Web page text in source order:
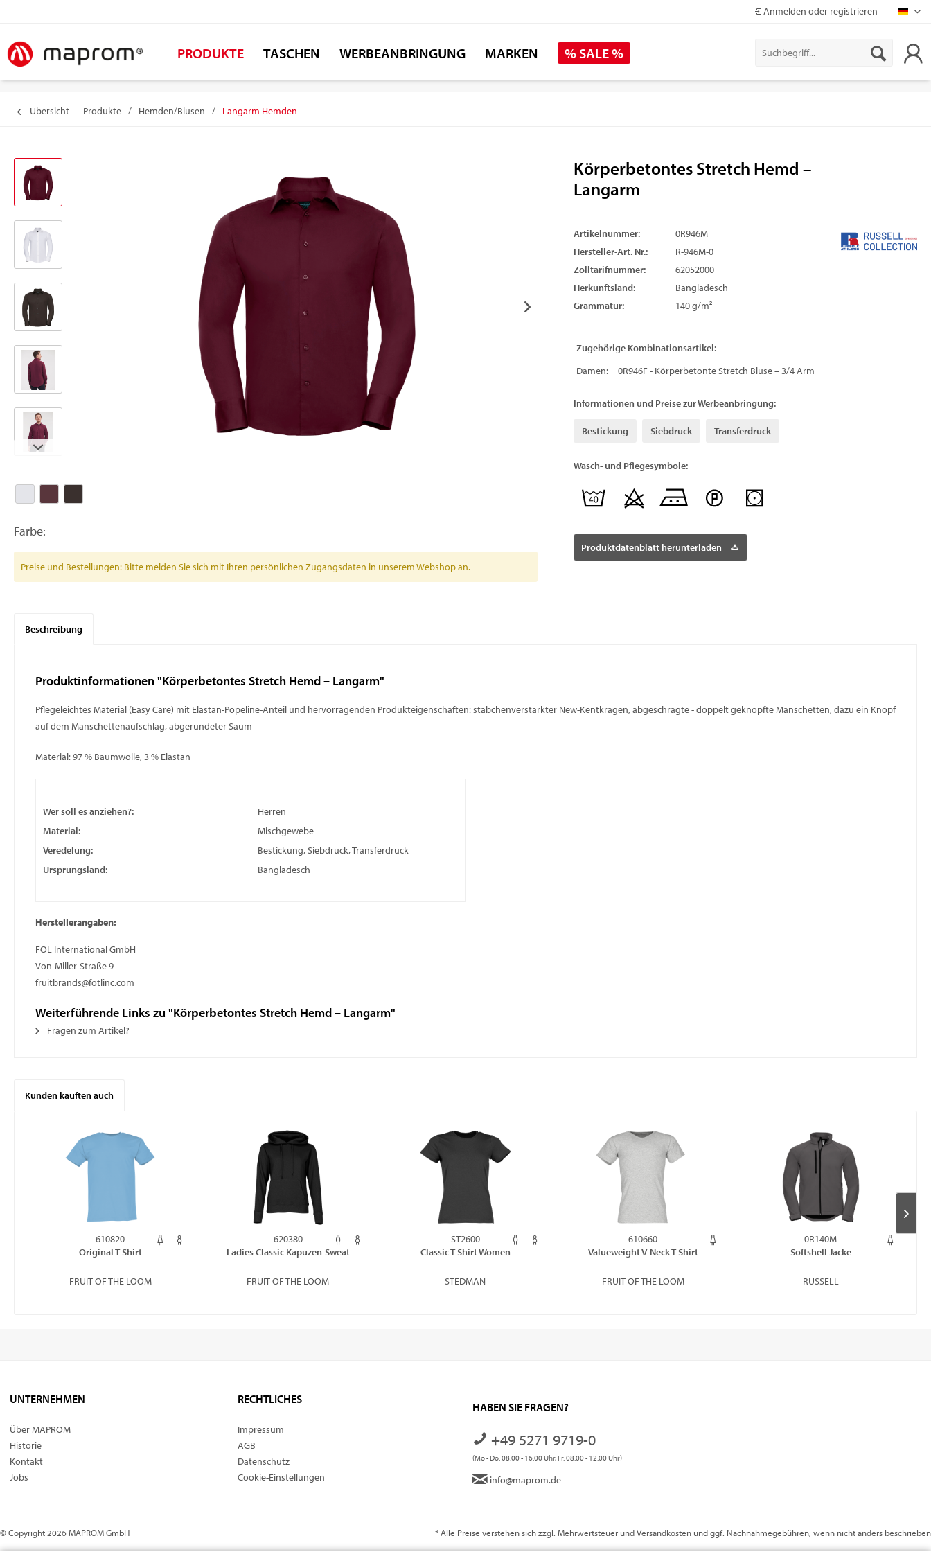
Anmelden oder registrieren
PRODUKTE TASCHEN WERBEANBRINGUNG MARKEN % SALE %
Übersicht Produkte / Hemden/Blusen / Langarm Hemden
Farbe:
Preise und Bestellungen: Bitte melden Sie sich mit Ihren persönlichen Zugangsdaten in unserem Webshop an.
Körperbetontes Stretch Hemd –
Langarm
Artikelnummer:
0R946M
Hersteller-Art. Nr.:
R-946M-0
Zolltarifnummer:
62052000
Herkunftsland:
Bangladesch
Grammatur:
140 g/m²
Zugehörige Kombinationsartikel:
Damen:
0R946F - Körperbetonte Stretch Bluse – 3/4 Arm
Informationen und Preise zur Werbeanbringung:
Bestickung Siebdruck Transferdruck
Wasch- und Pflegesymbole:
Produktdatenblatt herunterladen
Beschreibung
Produktinformationen "Körperbetontes Stretch Hemd – Langarm"
Pflegeleichtes Material (Easy Care) mit Elastan-Popeline-Anteil und hervorragenden Produkteigenschaften: stäbchenverstärkter New-Kentkragen, abgeschrägte - doppelt geknöpfte Manschetten, dazu ein Knopf
auf dem Manschettenaufschlag, abgerundeter Saum
Material: 97 % Baumwolle, 3 % Elastan
Wer soll es anziehen?:
Herren
Material:
Mischgewebe
Veredelung:
Bestickung, Siebdruck, Transferdruck
Ursprungsland:
Bangladesch
Herstellerangaben:
FOL International GmbH
Von-Miller-Straße 9
fruitbrands@fotlinc.com
Weiterführende Links zu "Körperbetontes Stretch Hemd – Langarm"
Fragen zum Artikel?
Kunden kauften auch
610820
Original T-Shirt
FRUIT OF THE LOOM
620380
Ladies Classic Kapuzen-Sweat
FRUIT OF THE LOOM
ST2600
Classic T-Shirt Women
STEDMAN
610660
Valueweight V-Neck T-Shirt
FRUIT OF THE LOOM
0R140M
Softshell Jacke
RUSSELL
UNTERNEHMEN
Über MAPROM
Historie
Kontakt
Jobs
RECHTLICHES
Impressum
AGB
Datenschutz
Cookie-Einstellungen
HABEN SIE FRAGEN?
+49 5271 9719-0
(Mo - Do. 08.00 - 16.00 Uhr, Fr. 08.00 - 12.00 Uhr)
info@maprom.de
© Copyright 2026 MAPROM GmbH * Alle Preise verstehen sich zzgl. Mehrwertsteuer undVersandkostenund ggf. Nachnahmegebühren, wenn nicht anders beschrieben